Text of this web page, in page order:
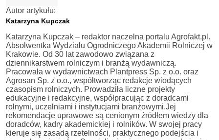
Autor artykułu:
Katarzyna Kupczak
Katarzyna Kupczak – redaktor naczelna portalu Agrofakt.pl.
Absolwentka Wydziału Ogrodniczego Akademii Rolniczej w
Krakowie. Od 30 lat zawodowo związana z
dziennikarstwem rolniczym i branżą wydawniczą.
Pracowała w wydawnictwach Plantpress Sp. z o.o. oraz
Agrosan Sp. z o.o., współtworząc redakcje wiodących
czasopism rolniczych. Prowadziła liczne projekty
edukacyjne i redakcyjne, współpracując z doradcami
rolnymi, uczelniami i instytucjami branżowymi.Jej
rekomendacje uprawowe są cenionym źródłem wiedzy dla
doradców, kadry akademickiej i rolników. W swojej pracy
kieruje się zasadą rzetelności, praktycznego podejścia i